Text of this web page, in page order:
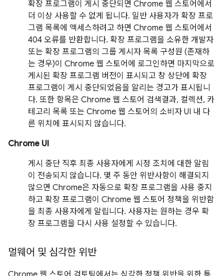
확장 프로그램이 게시 중단되면 Chrome 웹 스토어에서
더 이상 사용할 수 없게 됩니다. 일반 사용자가 확장 프로
그램 목록에 액세스하려고 하면 Chrome 웹 스토어에서
404 오류를 반환합니다. 확장 프로그램을 소유한 개발자
또는 확장 프로그램의 그룹 게시자 목록 구성원 (존재하
는 경우)이 Chrome 웹 스토어에 로그인하면 마지막으로
게시된 확장 프로그램 버전이 표시되고 창 상단에 확장
프로그램이 게시 중단되었음을 알리는 경고가 표시됩니
다. 또한 항목은 Chrome 웹 스토어 검색결과, 컬렉션, 카
테고리 목록 또는 Chrome 웹 스토어의 소비자 UI 내 다
른 위치에 표시되지 않습니다.
Chrome UI
게시 중단 직후 최종 사용자에게 시정 조치에 대한 알림
이 전송되지 않습니다. 몇 주 동안 위반사항이 해결되지
않으면 Chrome은 자동으로 확장 프로그램을 사용 중지
하고 확장 프로그램이 Chrome 웹 스토어 정책을 위반함
을 최종 사용자에게 알립니다. 사용자는 원하는 경우 확
장 프로그램을 다시 사용 설정할 수 있습니다.
멀웨어 및 심각한 위반